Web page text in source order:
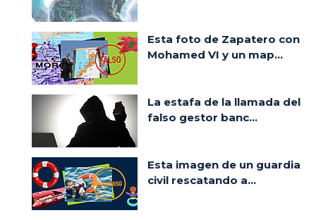
Esta foto de Zapatero con
Mohamed VI y un map...
La estafa de la llamada del
falso gestor banc...
Esta imagen de un guardia
civil rescatando a...